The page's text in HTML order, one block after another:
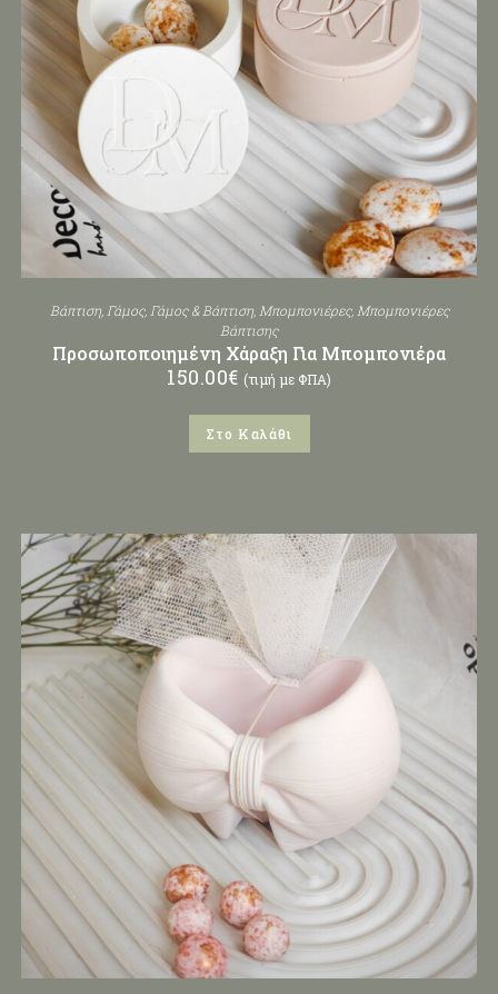
Βάπτιση,Γάμος,Γάμος & Βάπτιση,Μπομπονιέρες,Μπομπονιέρες
Βάπτισης
Προσωποποιημένη Χάραξη Για Μπομπονιέρα
150.00€ (τιμή με ΦΠΑ)
Στο Καλάθι